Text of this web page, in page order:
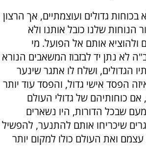
גדולים ועוצמתיים, אך הרצון
הנוחות שלנו כובל אותנו ולא
אותם אל הפועל. מי
לא נתן יד לבזבוז המשאבים הנורא
הגדולים, ושלח לו אתגר שינער
הפסד אישי גדול, והפסד עוד יותר
אם כוחותיהם של גדולי העולם
שבכל הדורות, היו נשארים
שיכריחו אותם להתנער, להפשיל
עצמם ואת העולם כולו למקום יותר